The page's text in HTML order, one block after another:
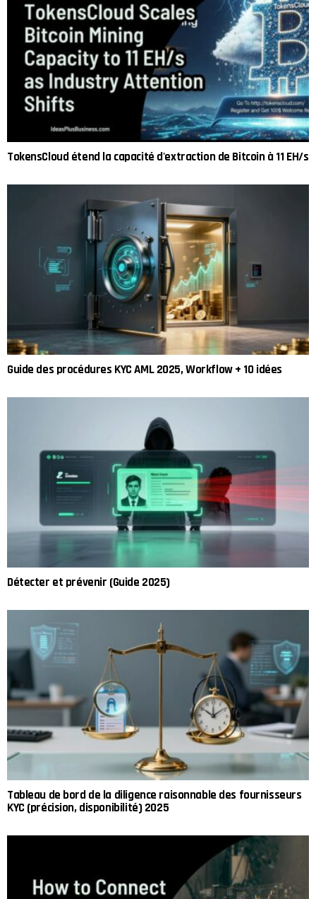
TokensCloud étend la capacité d'extraction de Bitcoin à 11 EH/s
Guide des procédures KYC AML 2025, Workflow + 10 idées
Détecter et prévenir (Guide 2025)
Tableau de bord de la diligence raisonnable des fournisseurs
KYC (précision, disponibilité) 2025